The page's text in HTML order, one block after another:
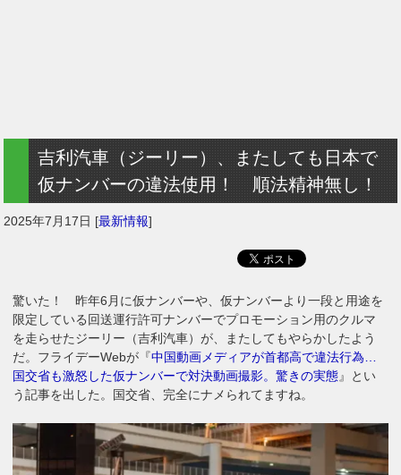
吉利汽車（ジーリー）、またしても日本で
仮ナンバーの違法使用！ 順法精神無し！
2025年7月17日 [最新情報]
驚いた！ 昨年6月に仮ナンバーや、仮ナンバーより一段と用途を
限定している回送運行許可ナンバーでプロモーション用のクルマ
を走らせたジーリー（吉利汽車）が、またしてもやらかしたよう
だ。フライデーWebが『中国動画メディアが首都高で違法行為…
国交省も激怒した仮ナンバーで対決動画撮影。驚きの実態』とい
う記事を出した。国交省、完全にナメられてますね。